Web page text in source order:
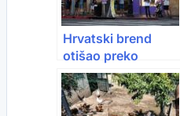
Hrvatski brend
otišao preko
okeana: Američki
fond kupio Muzej
iluzija